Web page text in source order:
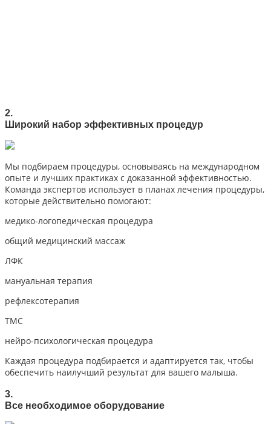
2.
Широкий набор эффективных процедур
Мы подбираем процедуры, основываясь на международном
опыте и лучших практиках с доказанной эффективностью.
Команда экспертов использует в планах лечения процедуры,
которые действительно помогают:
медико-логопедическая процедура
общий медицинский массаж
ЛФК
мануальная терапия
рефлексотерапия
ТМС
нейро-психологическая процедура
Каждая процедура подбирается и адаптируется так, чтобы
обеспечить наилучший результат для вашего малыша.
3.
Все необходимое оборудование